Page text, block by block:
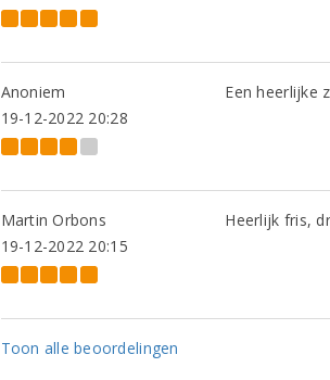
Anoniem
19-12-2022 20:28
Een heerlijke
Martin Orbons
19-12-2022 20:15
Heerlijk fris,
Toon alle beoordelingen